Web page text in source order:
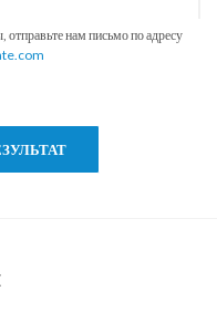
нам письмо по адресу